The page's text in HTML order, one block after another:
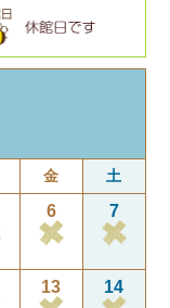
金 土
6 7
13 14